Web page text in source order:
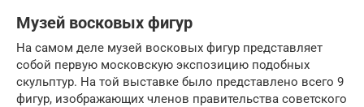
Музей восковых фигур
На самом деле музей восковых фигур представляет
собой первую московскую экспозицию подобных
скульптур. На той выставке было представлено всего 9
фигур, изображающих членов правительства советского